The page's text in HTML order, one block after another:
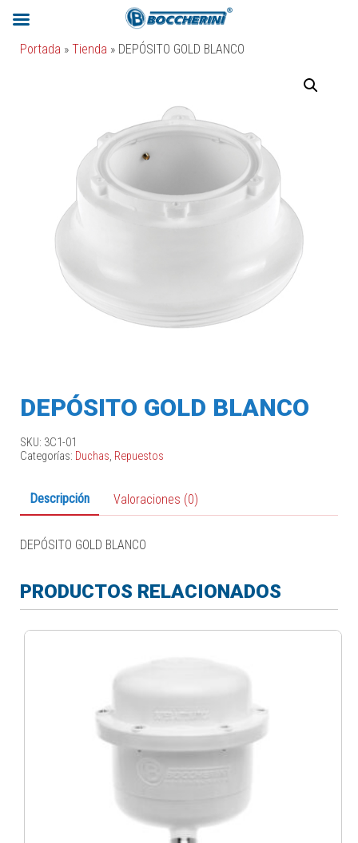
Portada » Tienda » DEPÓSITO GOLD BLANCO
DEPÓSITO GOLD BLANCO
SKU: 3C1-01
Categorías: Duchas, Repuestos
Descripción Valoraciones (0)
DEPÓSITO GOLD BLANCO
PRODUCTOS RELACIONADOS